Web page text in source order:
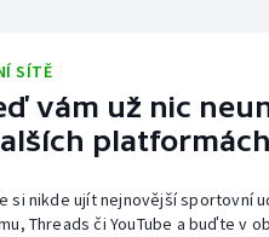
SÍTĚ
vám už nic
si nikde ujít nejnovější sportovní
Threads či YouTube a buďte v